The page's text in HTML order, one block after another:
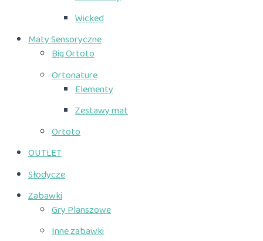
Wicked
Maty Sensoryczne
Big Ortoto
Ortonature
Elementy
Zestawy mat
Ortoto
OUTLET
Słodycze
Zabawki
Gry Planszowe
Inne zabawki